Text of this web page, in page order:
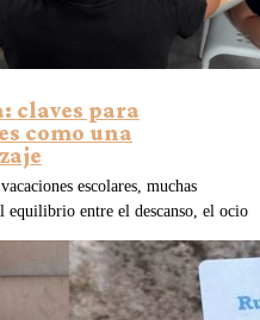
claves para
como una
escolares, muchas
equilibrio entre el descanso, el ocio